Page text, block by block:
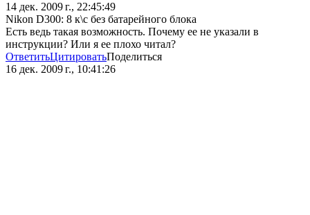
14 дек. 2009 г., 22:45:49
Nikon D300: 8 к\с без батарейного блока
Есть ведь такая возможность. Почему ее не указали в
инструкции? Или я ее плохо читал?
ОтветитьЦитироватьПоделиться
16 дек. 2009 г., 10:41:26